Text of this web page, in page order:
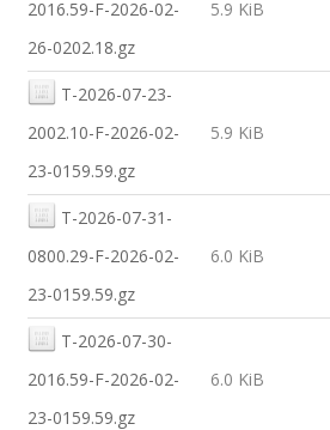
2016.59-F-2026-02-
26-0202.18.gz
5.9 KiB
T-2026-07-23-
2002.10-F-2026-02-
23-0159.59.gz
5.9 KiB
T-2026-07-31-
0800.29-F-2026-02-
23-0159.59.gz
6.0 KiB
T-2026-07-30-
2016.59-F-2026-02-
23-0159.59.gz
6.0 KiB